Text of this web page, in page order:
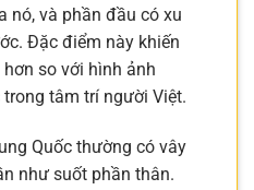
nó, và phần đầu có xu
Đặc điểm này khiến
hơn so với hình ảnh
tâm trí người Việt.
Quốc thường có vây
như suốt phần thân.